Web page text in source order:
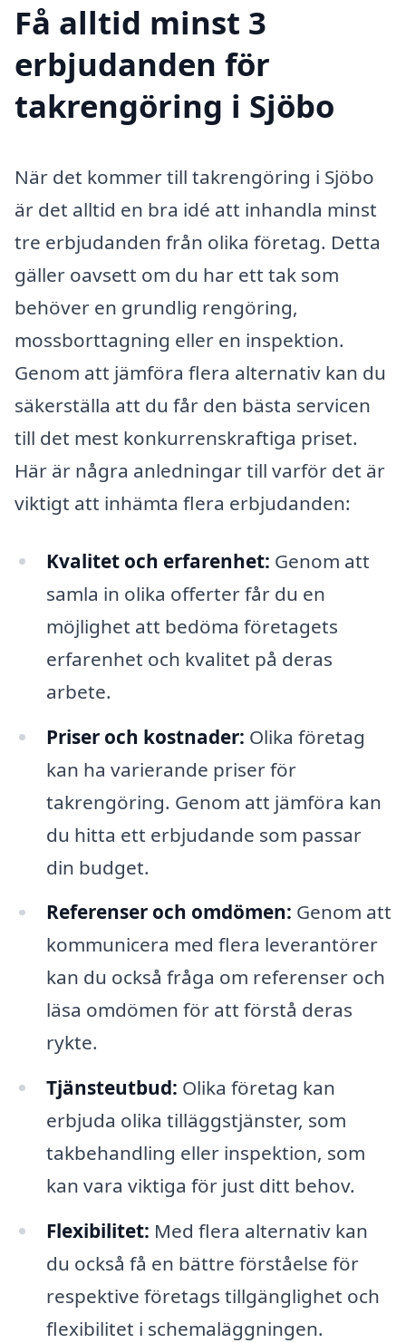
Få alltid minst 3
erbjudanden för
takrengöring i Sjöbo
När det kommer till takrengöring i Sjöbo
är det alltid en bra idé att inhandla minst
tre erbjudanden från olika företag. Detta
gäller oavsett om du har ett tak som
behöver en grundlig rengöring,
mossborttagning eller en inspektion.
Genom att jämföra flera alternativ kan du
säkerställa att du får den bästa servicen
till det mest konkurrenskraftiga priset.
Här är några anledningar till varför det är
viktigt att inhämta flera erbjudanden:
Kvalitet och erfarenhet: Genom att
samla in olika offerter får du en
möjlighet att bedöma företagets
erfarenhet och kvalitet på deras
arbete.
Priser och kostnader: Olika företag
kan ha varierande priser för
takrengöring. Genom att jämföra kan
du hitta ett erbjudande som passar
din budget.
Referenser och omdömen: Genom att
kommunicera med flera leverantörer
kan du också fråga om referenser och
läsa omdömen för att förstå deras
rykte.
Tjänsteutbud: Olika företag kan
erbjuda olika tilläggstjänster, som
takbehandling eller inspektion, som
kan vara viktiga för just ditt behov.
Flexibilitet: Med flera alternativ kan
du också få en bättre förståelse för
respektive företags tillgänglighet och
flexibilitet i schemaläggningen.